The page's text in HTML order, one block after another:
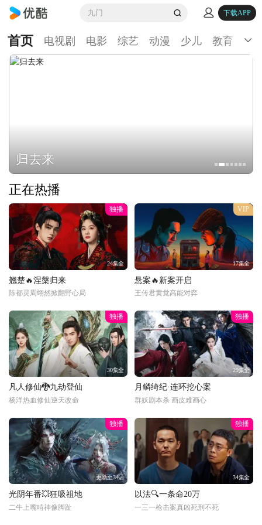
九门 下载APP
首页 电视剧 电影 综艺 动漫 少儿 教育 生
归去来
正在热播
独播
24集全
翘楚🔥涅槃归来
陈都灵周翊然掀翻野心局
VIP
17集全
悬案🔥新案开启
王传君黄觉高能对弈
独播
30集全
凡人修仙🐉九劫登仙
杨洋热血修仙逆天改命
独播
29集全
月鳞绮纪·连环挖心案
群妖剧本杀 画皮难画心
独播
更新至34话
光阴年番💥狂吸祖地
二牛上嘴啃神像脚趾
独播
34集全
以法🔍一条命20万
一三一枪击案真凶死刑不死